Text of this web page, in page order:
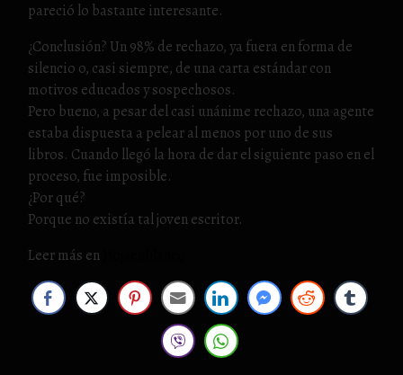
pareció lo bastante interesante.
¿Conclusión? Un 98% de rechazo, ya fuera en forma de
silencio o, casi siempre, de una carta estándar con
motivos educados y sospechosos.
Pero bueno, a pesar del casi unánime rechazo, una agente
estaba dispuesta a pelear al menos por uno de sus
libros. Cuando llegó la hora de dar el siguiente paso en el
proceso, fue imposible.
¿Por qué?
Porque no existía tal joven escritor.
Leer más en